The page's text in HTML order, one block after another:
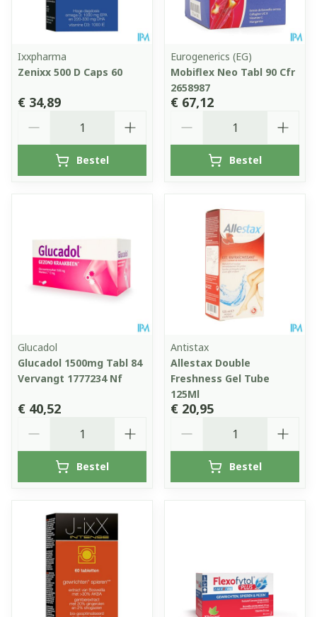
Ixxpharma
Zenixx 500 D Caps 60
€ 34,89
Bestel
Eurogenerics (EG)
Mobiflex Neo Tabl 90 Cfr
2658987
€ 67,12
Bestel
Glucadol
Glucadol 1500mg Tabl 84
Vervangt 1777234 Nf
€ 40,52
Bestel
Antistax
Allestax Double
Freshness Gel Tube
125Ml
€ 20,95
Bestel